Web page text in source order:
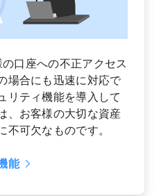
口座への不正アクセス
場合にも迅速に対応で
リティ機能を導入して
、お客様の大切な資産
不可欠なものです。
能